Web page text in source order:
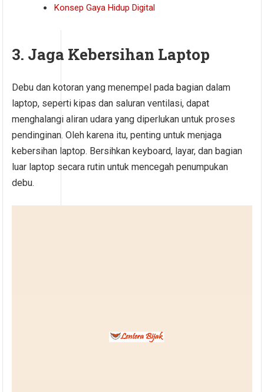
Konsep Gaya Hidup Digital
3. Jaga Kebersihan Laptop
Debu dan kotoran yang menempel pada bagian dalam
laptop, seperti kipas dan saluran ventilasi, dapat
menghalangi aliran udara yang diperlukan untuk proses
pendinginan. Oleh karena itu, penting untuk menjaga
kebersihan laptop. Bersihkan keyboard, layar, dan bagian
luar laptop secara rutin untuk mencegah penumpukan
debu.